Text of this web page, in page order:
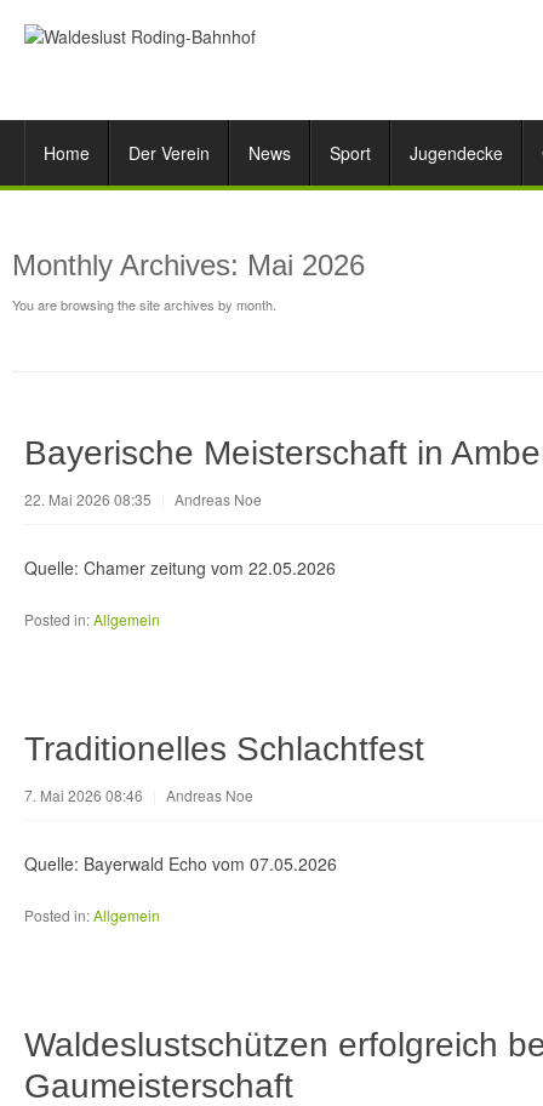
Home Der Verein News Sport Jugendecke
Monthly Archives: Mai 2026
You are browsing the site archives by month.
Bayerische Meisterschaft in
22. Mai 2026 08:35 Andreas Noe
Quelle: Chamer zeitung vom 22.05.2026
Posted in:Allgemein
Traditionelles Schlachtfest
7. Mai 2026 08:46 Andreas Noe
Quelle: Bayerwald Echo vom 07.05.2026
Posted in:Allgemein
Waldeslustschützen erfolgreich
Gaumeisterschaft